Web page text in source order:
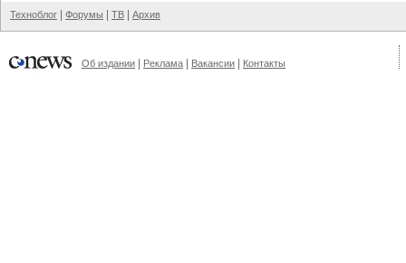
Техноблог Форумы ТВ Архив
Об издании Реклама Вакансии Контакты